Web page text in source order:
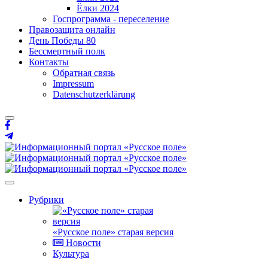
Ёлки 2024
Госпрограмма - переселение
Правозащита онлайн
День Победы 80
Бессмертный полк
Контакты
Обратная связь
Impressum
Datenschutzerklärung
Рубрики
«Русское поле» старая версия
Новости
Культура